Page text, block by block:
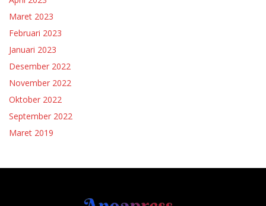
Maret 2023
Februari 2023
Januari 2023
Desember 2022
November 2022
Oktober 2022
September 2022
Maret 2019